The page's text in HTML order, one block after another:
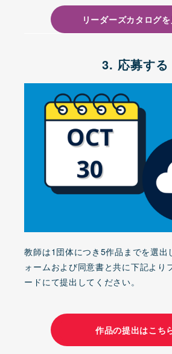
リーダーズカタログ
3. 応募する
教師は1団体につき5作品までを選出
ォームおよび同意書と共に下記より
ードにて提出してください。
作品の提出はこち